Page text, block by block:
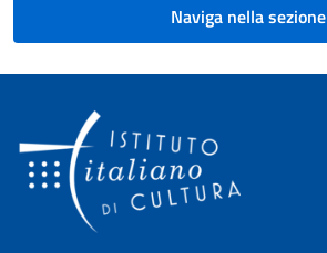
Naviga nella sezione